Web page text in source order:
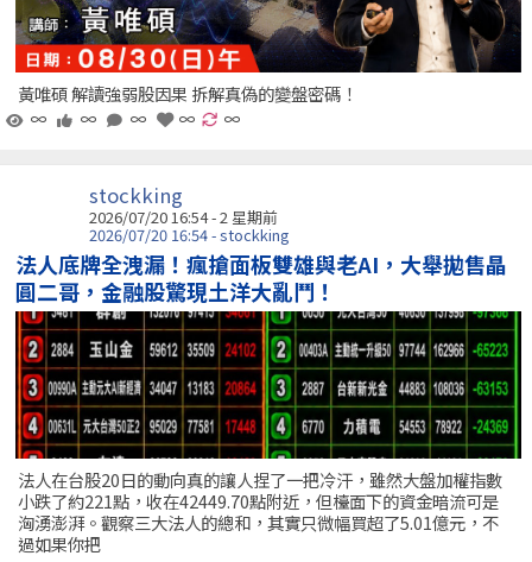
黃唯碩 解讀強弱股因果 拆解真偽的變盤密碼！
∞
∞ ∞ ∞ ∞
stockking
2026/07/20 16:54 - 2 星期前
2026/07/20 16:54 - stockking
法人底牌全洩漏！瘋搶面板雙雄與老AI，大舉拋售晶
圓二哥，金融股驚現土洋大亂鬥！
法人在台股20日的動向真的讓人捏了一把冷汗，雖然大盤加權指數
小跌了約221點，收在42449.70點附近，但檯面下的資金暗流可是
洶湧澎湃。觀察三大法人的總和，其實只微幅買超了5.01億元，不
過如果你把